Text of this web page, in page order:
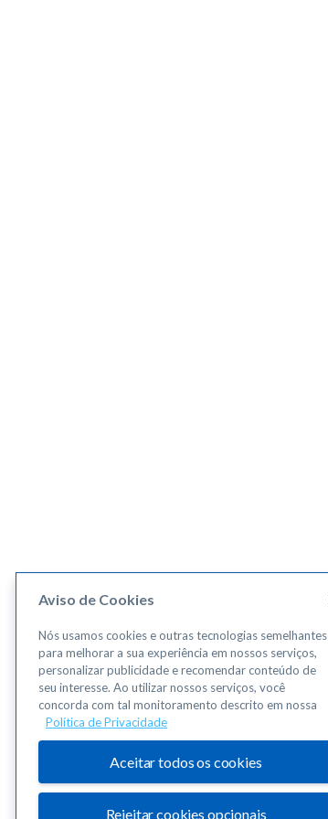
Aviso de Cookies
Nós usamos cookies e outras tecnologias semelhantes
para melhorar a sua experiência em nossos serviços,
personalizar publicidade e recomendar conteúdo de
seu interesse. Ao utilizar nossos serviços, você
concorda com tal monitoramento descrito em nossa
Política de Privacidade
Aceitar todos os cookies
Rejeitar cookies opcionais